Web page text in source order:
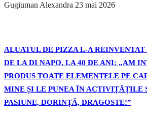
Gugiuman Alexandra 23 mai 2026
ALUATUL DE PIZZA L-A
DE LA DI NAPO, LA 40 DE ANI: „AM
PRODUS TOATE ELEMENTELE PE
MINE ȘI LE PUNEA ÎN ACTIVIȚĂȚILE
PASIUNE, DORINȚĂ, DRAGOSTE!”